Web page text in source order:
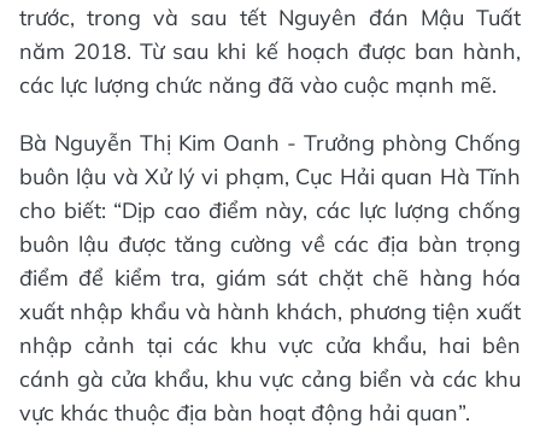
trước, trong và sau tết Nguyên đán Mậu Tuất
năm 2018. Từ sau khi kế hoạch được ban hành,
các lực lượng chức năng đã vào cuộc mạnh mẽ.
Bà Nguyễn Thị Kim Oanh - Trưởng phòng Chống
buôn lậu và Xử lý vi phạm, Cục Hải quan Hà Tĩnh
cho biết: “Dịp cao điểm này, các lực lượng chống
buôn lậu được tăng cường về các địa bàn trọng
điểm để kiểm tra, giám sát chặt chẽ hàng hóa
xuất nhập khẩu và hành khách, phương tiện xuất
nhập cảnh tại các khu vực cửa khẩu, hai bên
cánh gà cửa khẩu, khu vực cảng biển và các khu
vực khác thuộc địa bàn hoạt động hải quan”.